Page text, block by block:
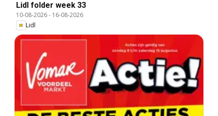
Lidl folder week 33
10-08-2026- 16-08-2026
Lidl